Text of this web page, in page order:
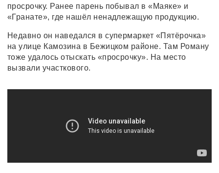
просрочку. Ранее парень побывал в «Маяке» и
«Гранате», где нашёл ненадлежащую продукцию.
Недавно он наведался в супермаркет «Пятёрочка»
на улице Камозина в Бежицком районе. Там Роману
тоже удалось отыскать «просрочку». На место
вызвали участкового.